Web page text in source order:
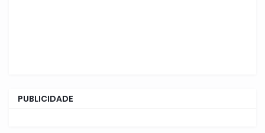
PUBLICIDADE